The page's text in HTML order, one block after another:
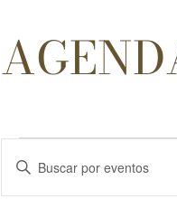
Navegación
Introduce